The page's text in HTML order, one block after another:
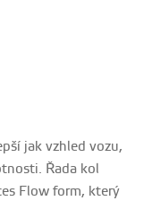
jak vzhled vozu,
Řada kol
Flow form, který